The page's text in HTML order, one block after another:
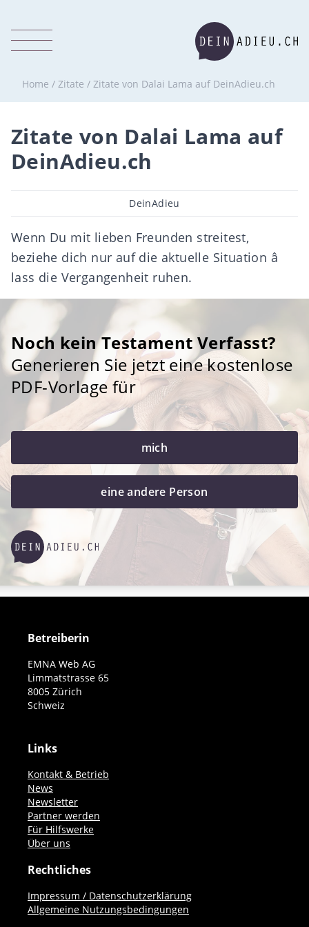
Home / Zitate / Zitate von Dalai Lama auf DeinAdieu.ch
Zitate von Dalai Lama auf
DeinAdieu.ch
Beitragsautor
DeinAdieu
Wenn Du mit lieben Freunden streitest,
beziehe dich nur auf die aktuelle Situation â
lass die Vergangenheit ruhen.
Noch kein Testament Verfasst?
Generieren Sie jetzt eine kostenlose
PDF-Vorlage für
mich
eine andere Person
Betreiberin
EMNA Web AG
Limmatstrasse 65
8005 Zürich
Schweiz
Links
Kontakt & Betrieb
News
Newsletter
Partner werden
Für Hilfswerke
Über uns
Rechtliches
Impressum / Datenschutzerklärung
Allgemeine Nutzungsbedingungen